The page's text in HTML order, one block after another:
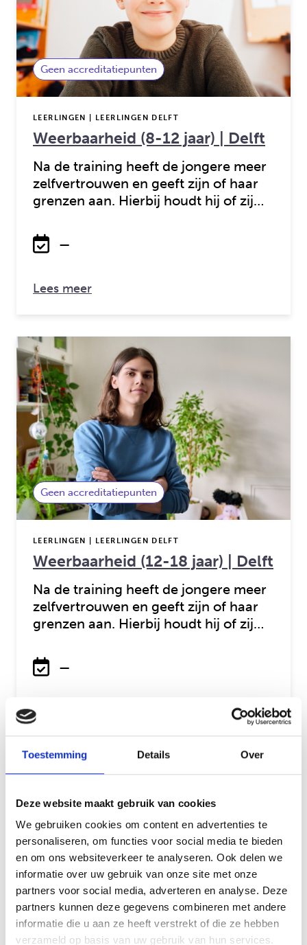
Toestemming Details Over
Deze website maakt gebruik van cookies
We gebruiken cookies om content en advertenties te
personaliseren, om functies voor social media te bieden
en om ons websiteverkeer te analyseren. Ook delen we
informatie over uw gebruik van onze site met onze
partners voor social media, adverteren en analyse. Deze
partners kunnen deze gegevens combineren met andere
informatie die u aan ze heeft verstrekt of die ze hebben
verzameld op basis van uw gebruik van hun services.
Weerbaarheid (8-12 jaar) | Delft
LEERLINGEN | LEERLINGEN DELFT
Geen accreditatiepunten
Na de training heeft de jongere meer
zelfvertrouwen en geeft zijn of haar
grenzen aan. Hierbij houdt hij of zij…
—
Lees meerover: Weerbaarheid (8-12 jaar) | Delft
Weerbaarheid (12-18 jaar) | Delft
LEERLINGEN | LEERLINGEN DELFT
Geen accreditatiepunten
Na de training heeft de jongere meer
zelfvertrouwen en geeft zijn of haar
grenzen aan. Hierbij houdt hij of zij…
—
Lees meer over: Weerbaarheid (12-18 jaar) |
Geen accreditatiepunten